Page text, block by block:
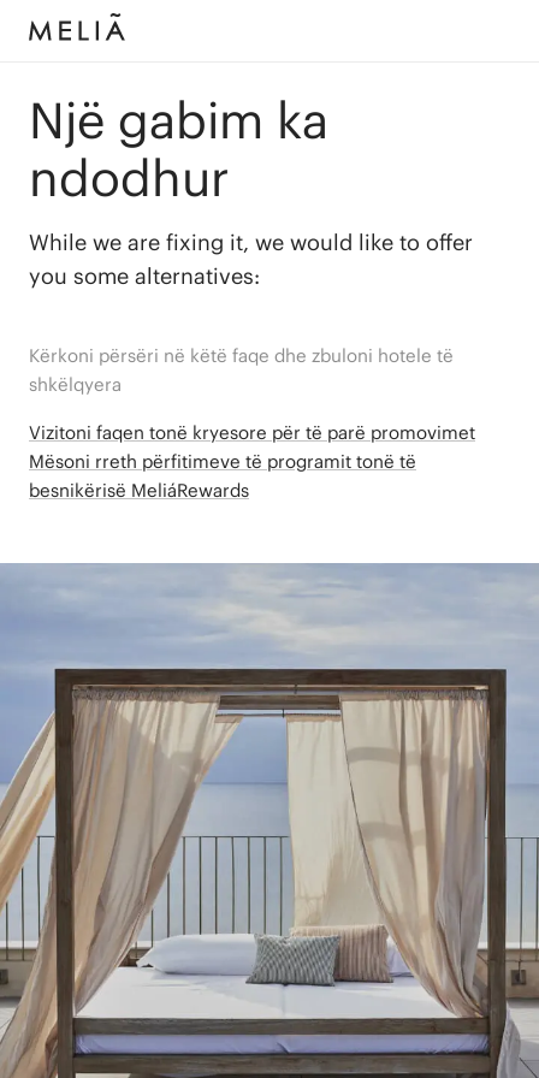
Një gabim ka
ndodhur
While we are fixing it, we would like to offer
you some alternatives:
Kërkoni përsëri në këtë faqe dhe zbuloni hotele të
shkëlqyera
Vizitoni faqen tonë kryesore për të parë promovimet
Mësoni rreth përfitimeve të programit tonë të
besnikërisë MeliáRewards